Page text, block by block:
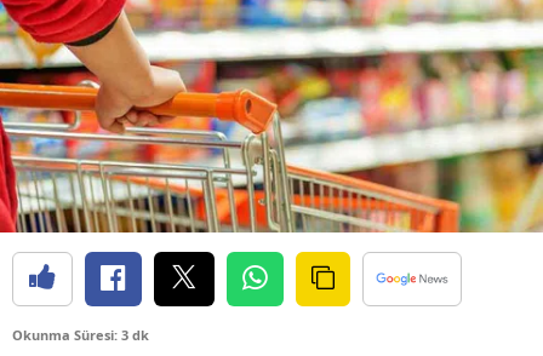
Okunma Süresi: 3 dk